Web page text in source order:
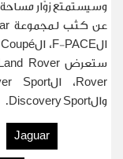
وسيستمتع زوّار مساحة
عن كثب لمجموعة
الF-PACE، ال
ستعرضLand Rover
Rover، الSport
والDiscovery Sport
.
Jaguar